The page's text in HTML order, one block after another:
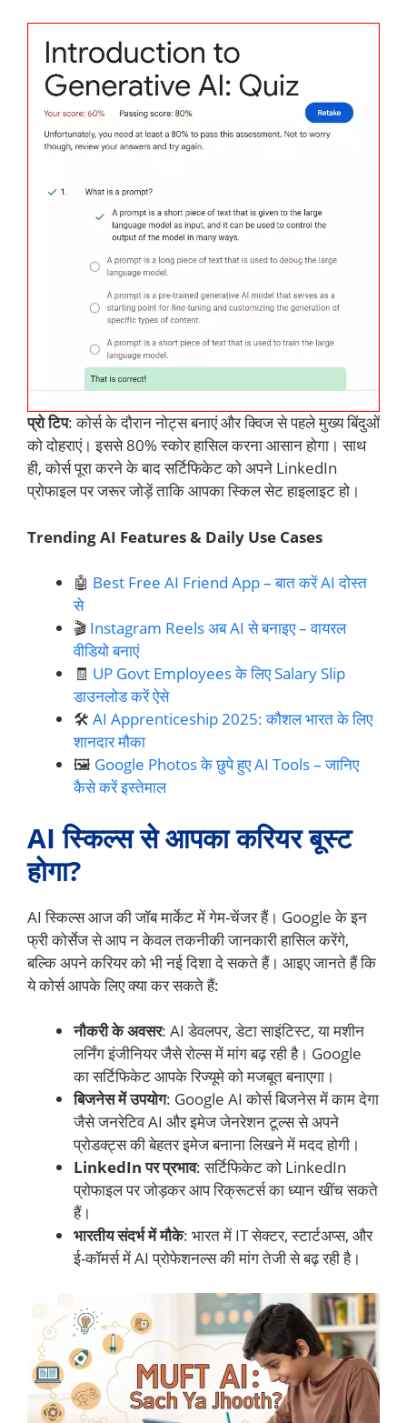
प्रो टिप: कोर्स के दौरान नोट्स बनाएं और क्विज से पहले मुख्य बिंदुओं
को दोहराएं। इससे 80% स्कोर हासिल करना आसान होगा। साथ
ही, कोर्स पूरा करने के बाद सर्टिफिकेट को अपने LinkedIn
प्रोफाइल पर जरूर जोड़ें ताकि आपका स्किल सेट हाइलाइट हो।
Trending AI Features & Daily Use Cases
🤖 Best Free AI Friend App – बात करें AI दोस्त
से
🎬 Instagram Reels अब AI से बनाइए – वायरल
वीडियो बनाएं
🧾 UP Govt Employees के लिए Salary Slip
डाउनलोड करें ऐसे
🛠️ AI Apprenticeship 2025: कौशल भारत के लिए
शानदार मौका
🖼️ Google Photos के छुपे हुए AI Tools – जानिए
कैसे करें इस्तेमाल
AI स्किल्स से आपका करियर बूस्ट
होगा?
AI स्किल्स आज की जॉब मार्केट में गेम-चेंजर हैं। Google के इन
फ्री कोर्सेज से आप न केवल तकनीकी जानकारी हासिल करेंगे,
बल्कि अपने करियर को भी नई दिशा दे सकते हैं। आइए जानते हैं कि
ये कोर्स आपके लिए क्या कर सकते हैं:
नौकरी के अवसर: AI डेवलपर, डेटा साइंटिस्ट, या मशीन
लर्निंग इंजीनियर जैसे रोल्स में मांग बढ़ रही है। Google
का सर्टिफिकेट आपके रिज्यूमे को मजबूत बनाएगा।
बिजनेस में उपयोग: Google AI कोर्स बिजनेस में काम देगा
जैसे जनरेटिव AI और इमेज जेनरेशन टूल्स से अपने
प्रोडक्ट्स की बेहतर इमेज बनाना लिखने में मदद होगी।
LinkedIn पर प्रभाव: सर्टिफिकेट को LinkedIn
प्रोफाइल पर जोड़कर आप रिक्रूटर्स का ध्यान खींच सकते
हैं।
भारतीय संदर्भ में मौके: भारत में IT सेक्टर, स्टार्टअप्स, और
ई-कॉमर्स में AI प्रोफेशनल्स की मांग तेजी से बढ़ रही है।